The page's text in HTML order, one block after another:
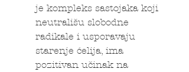
je kompleks sastojaka koji
neutrališu slobodne
radikale i usporavaju
starenje ćelija, ima
pozitivan učinak na